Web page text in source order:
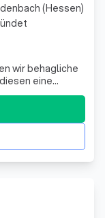
wir behagliche
eine
oder
(Hessen)